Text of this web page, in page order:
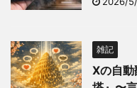
雑記
Xの自